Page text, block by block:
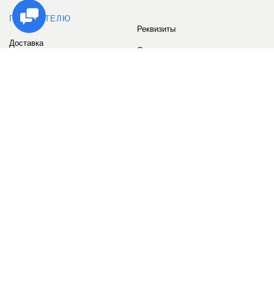
ПОКУПАТЕЛЮ
Доставка
Реквизиты
Сервис